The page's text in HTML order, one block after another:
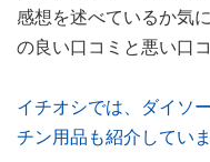
感想を述べているか気
の良い口コミと悪い口
イチオシでは、ダイソ
チン用品も紹介していま